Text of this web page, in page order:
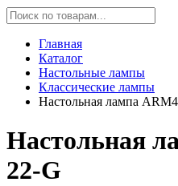
Главная
Каталог
Настольные лампы
Классические лампы
Настольная лампа
Настольная
22-G